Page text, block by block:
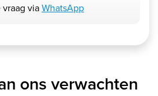
viaWhatsApp
ons verwachten